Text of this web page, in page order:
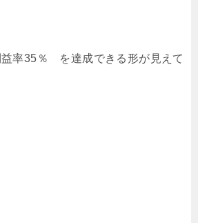
率35％ を達成できる形が見えて